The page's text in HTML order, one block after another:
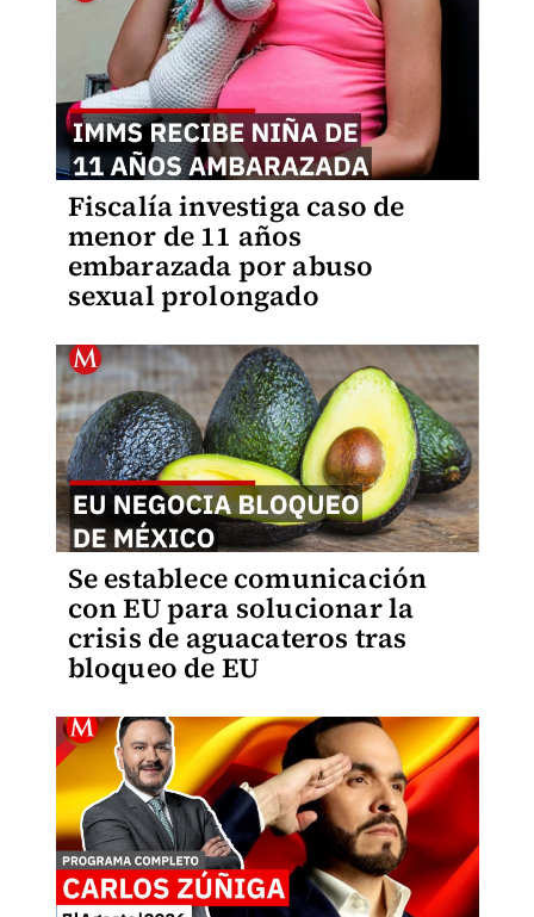
Fiscalía investiga caso de
menor de 11 años
embarazada por abuso
sexual prolongado
Se establece comunicación
con EU para solucionar la
crisis de aguacateros tras
bloqueo de EU